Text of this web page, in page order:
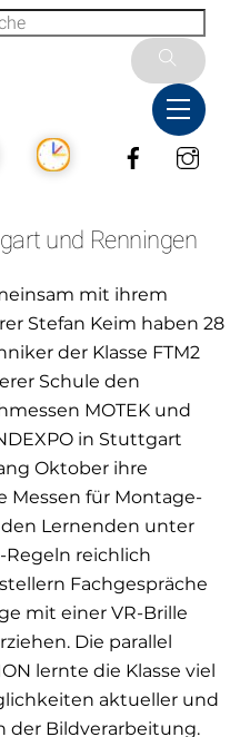
Menu
Facebook
und Renningen
mit ihrem
Stefan Keim haben 28
der Klasse FTM2
Schule den
MOTEK und
in Stuttgart
Oktober ihre
Messen für Montage-
Lernenden unter
reichlich
Fachgespräche
mit einer VR-Brille
Die parallel
lernte die Klasse viel
aktueller und
der Bildverarbeitung.